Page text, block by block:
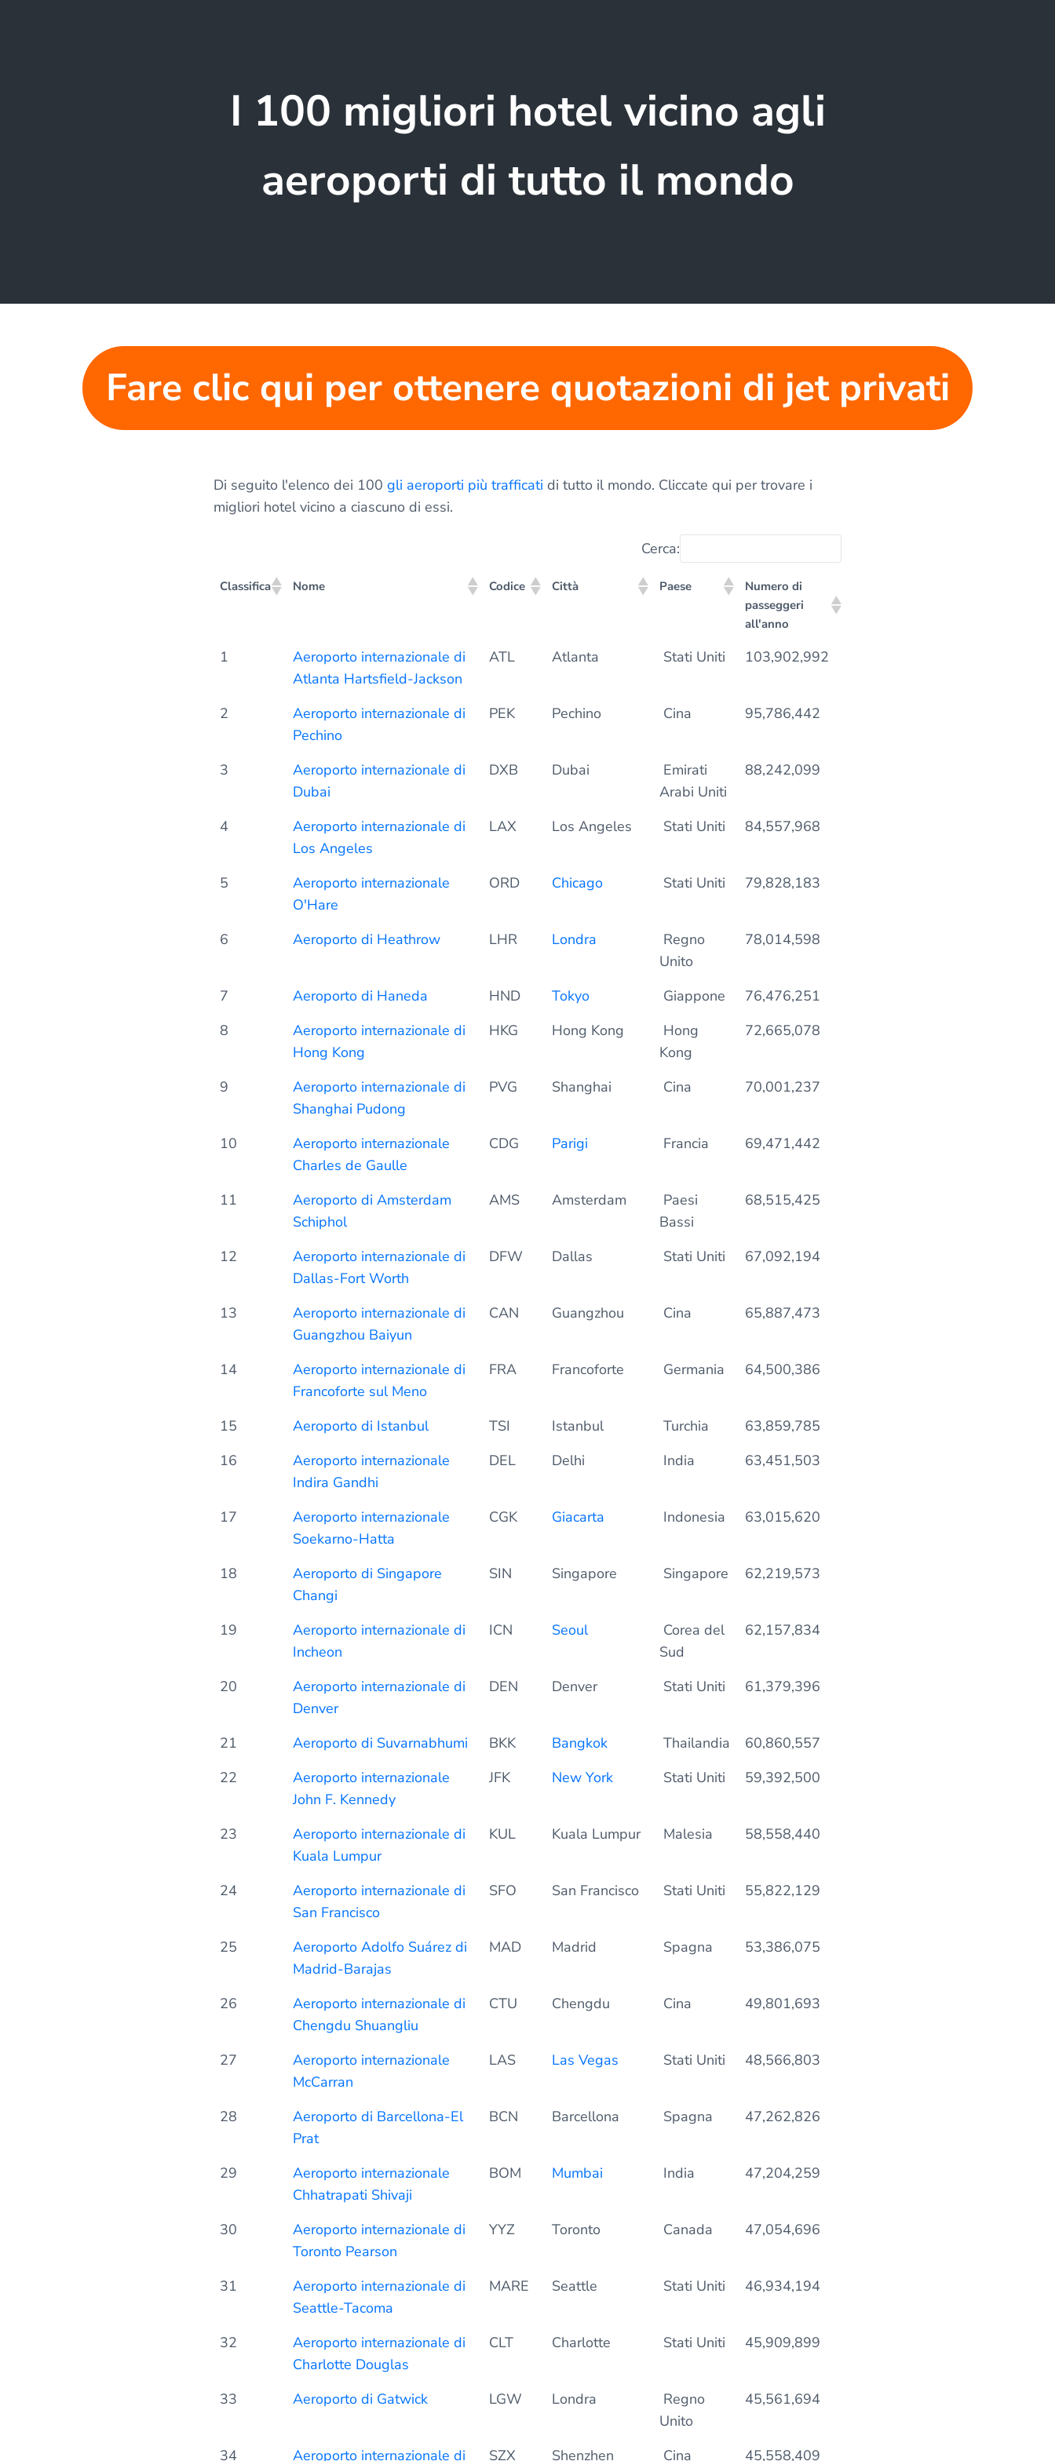
I 100 migliori hotel vicino agli
aeroporti di tutto il mondo
Fare clic qui per ottenere quotazioni di jet privati
Di seguito l'elenco dei 100 gli aeroporti più trafficati di tutto il mondo. Cliccate qui per trovare i
migliori hotel vicino a ciascuno di essi.
Cerca:
Classifica Nome Codice Città Paese
Numero di
passeggeri
all'anno
Classifica
Nome Codice Città Paese
Numero di
passeggeri
1
Aeroporto internazionale di
Atlanta Hartsfield-Jackson
ATL Atlanta Stati Uniti 103,902,992
2
Aeroporto internazionale di
Pechino
PEK Pechino Cina 95,786,442
3
Aeroporto internazionale di
Dubai
DXB Dubai
Emirati
Arabi Uniti
88,242,099
4
Aeroporto internazionale di
Los Angeles
LAX Los Angeles Stati Uniti 84,557,968
5
Aeroporto internazionale
O'Hare
ORD Chicago Stati Uniti 79,828,183
6 Aeroporto di Heathrow LHR Londra
Regno
Unito
78,014,598
7 Aeroporto di Haneda HND Tokyo Giappone
76,476,251
8
Aeroporto internazionale di
Hong Kong
HKG Hong Kong
Hong
Kong
72,665,078
9
Aeroporto internazionale di
Shanghai Pudong
PVG Shanghai Cina 70,001,237
10
Aeroporto internazionale
Charles de Gaulle
CDG Parigi Francia 69,471,442
11
Aeroporto di Amsterdam
Schiphol
AMS Amsterdam
Paesi
Bassi
68,515,425
12
Aeroporto internazionale di
Dallas-Fort Worth
DFW Dallas Stati Uniti 67,092,194
13
Aeroporto internazionale di
Guangzhou Baiyun
CAN Guangzhou Cina 65,887,473
14
Aeroporto internazionale di
Francoforte sul Meno
FRA Francoforte Germania 64,500,386
15 Aeroporto di Istanbul TSI Istanbul Turchia
63,859,785
16
Aeroporto internazionale
Indira Gandhi
DEL Delhi India 63,451,503
17
Aeroporto internazionale
Soekarno-Hatta
CGK Giacarta Indonesia 63,015,620
18
Aeroporto di Singapore
Changi
SIN Singapore Singapore 62,219,573
19
Aeroporto internazionale di
Incheon
ICN Seoul
Corea del
Sud
62,157,834
20
Aeroporto internazionale di
Denver
DEN Denver Stati Uniti 61,379,396
21 Aeroporto di Suvarnabhumi BKK Bangkok Thailandia
60,860,557
22
Aeroporto internazionale
John F. Kennedy
JFK New York Stati Uniti 59,392,500
23
Aeroporto internazionale di
Kuala Lumpur
KUL Kuala Lumpur Malesia 58,558,440
24
Aeroporto internazionale di
San Francisco
SFO San Francisco Stati Uniti 55,822,129
25
Aeroporto Adolfo Suárez di
Madrid-Barajas
MAD Madrid Spagna 53,386,075
26
Aeroporto internazionale di
Chengdu Shuangliu
CTU Chengdu Cina 49,801,693
27
Aeroporto internazionale
McCarran
LAS Las Vegas Stati Uniti 48,566,803
28
Aeroporto di Barcellona-El
Prat
BCN Barcellona Spagna 47,262,826
29
Aeroporto internazionale
Chhatrapati Shivaji
BOM Mumbai India 47,204,259
30
Aeroporto internazionale di
Toronto Pearson
YYZ Toronto Canada 47,054,696
31
Aeroporto internazionale di
Seattle-Tacoma
MARE Seattle Stati Uniti 46,934,194
32
Aeroporto internazionale di
Charlotte Douglas
CLT Charlotte Stati Uniti 45,909,899
33 Aeroporto di Gatwick LGW Londra
Regno
Unito
45,561,694
34 Aeroporto internazionale di SZX Shenzhen Cina 45,558,409